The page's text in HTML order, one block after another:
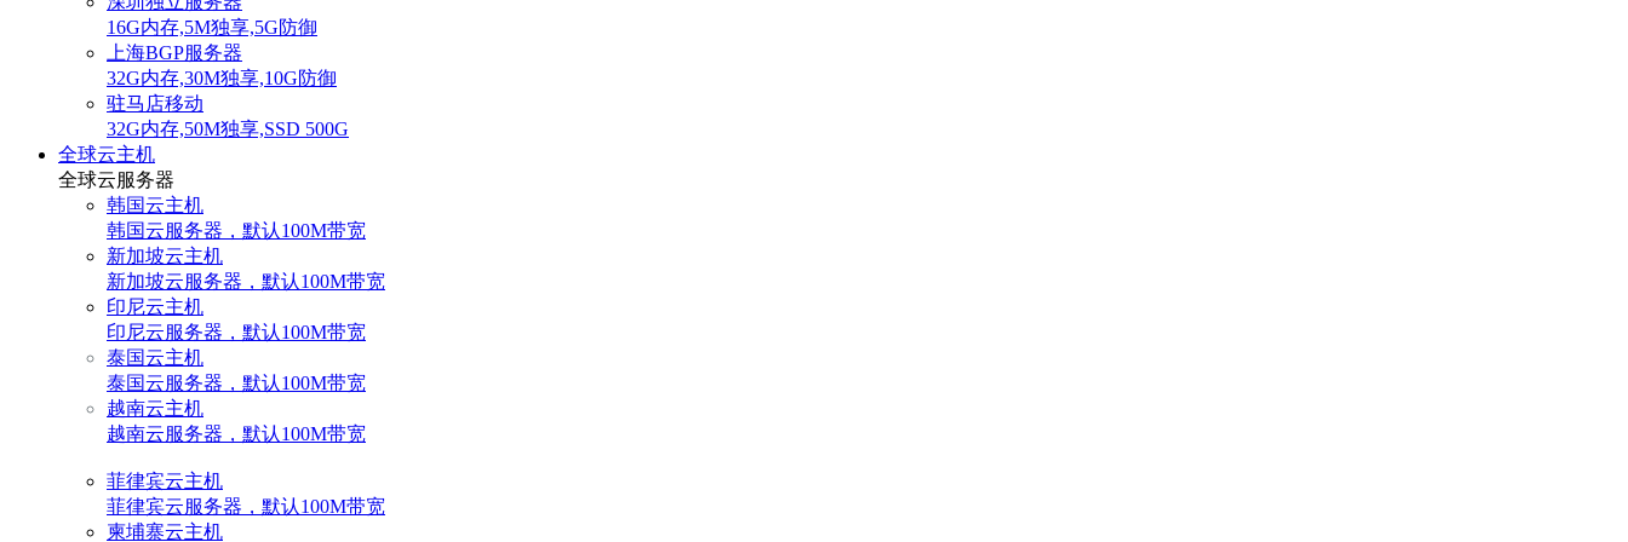
16G内存,5M独享,5G防御
上海BGP服务器
32G内存,30M独享,10G防御
驻马店移动
32G内存,50M独享,SSD 500G
全球云主机
全球云服务器
韩国云主机
韩国云服务器，默认100M带宽
新加坡云主机
新加坡云服务器，默认100M带宽
印尼云主机
印尼云服务器，默认100M带宽
泰国云主机
泰国云服务器，默认100M带宽
越南云主机
越南云服务器，默认100M带宽
菲律宾云主机
菲律宾云服务器，默认100M带宽
柬埔寨云主机